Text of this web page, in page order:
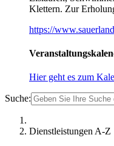
Klettern. Zur
https://
Hier geht es zum
Suche:
Dienstleistungen A-Z